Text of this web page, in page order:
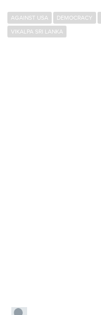
AGAINST USA DEMOCRACY
VIKALPA SRI LANKA